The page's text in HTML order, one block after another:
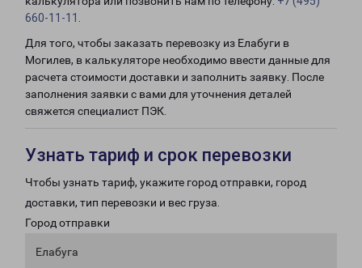
660-11-11
Для того, чтобы заказать перевозку из Елабуги в
Могилев, в калькуляторе необходимо ввести данные для
расчета стоимости доставки и заполнить заявку. После
заполнения заявки с вами для уточнения деталей
свяжется специалист ПЭК.
Узнать тариф и срок перевозки
Чтобы узнать тариф, укажите город отправки, город
доставки, тип перевозки и вес груза.
Город отправки
Елабуга